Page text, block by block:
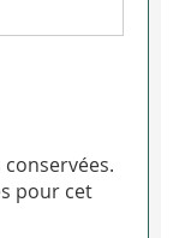
pour cet